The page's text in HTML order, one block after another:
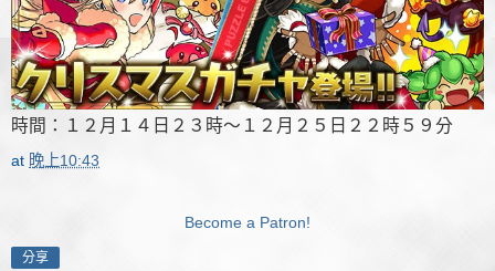
時間：１２月１４日２３時～１２月２５日２２時５９分
at 晚上10:43
Become a Patron!
分享